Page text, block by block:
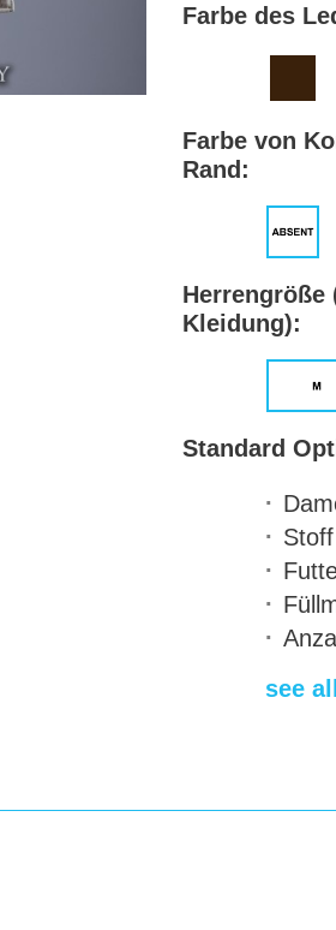
Farbe des
Farbe von
Rand:
Herrengröße
Kleidung):
Standard
Stoff
see